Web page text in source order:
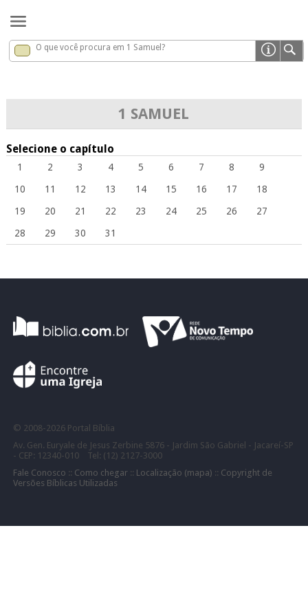
1 Samuel x
O que você procura em 1 Samuel?
1 SAMUEL
Selecione o capítulo
1 2 3 4 5 6 7 8
9
10
11 12 13 14 15 16 17
18
19
20 21 22 23 24 25 26
27
28
29 30 31
© 2008- 2026 Portal Bíblia
Av. Gen. Euryale de Jesus Zerbine 5876 - Jardim São Gabriel - Jacareí-SP
- CEP: 12340-010 Tel: (12) 2127-3000
Fale Conosco :: Como chegar:: Localização (mapa) :: Copyright de
Versões Bíblicas Utilizadas